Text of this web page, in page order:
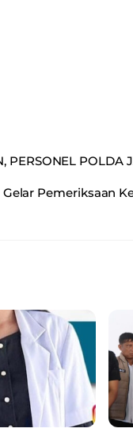
POLDA
Pemeriksaan